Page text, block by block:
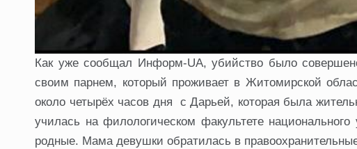
Как уже сообщал Информ-UA, убийство было
своим парнем, который проживает в Житомирской
около четырёх часов дня с Дарьей, которая была
училась на филологическом факультете
родные. Мама девушки обратилась в